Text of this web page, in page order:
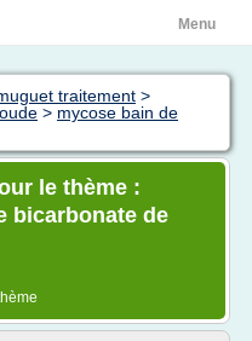
Menu
traitement >
> mycose bain de
le thème :
bicarbonate de